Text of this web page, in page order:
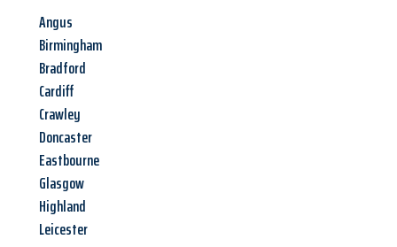
Angus
Birmingham
Bradford
Cardiff
Crawley
Doncaster
Eastbourne
Glasgow
Highland
Leicester